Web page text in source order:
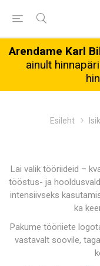
Arendame Karl
ainult
Esileht
Lai valik tööriideid –
tööstus- ja
intensiivseks
ka
Pakume tööriiete
vastavalt soovile,